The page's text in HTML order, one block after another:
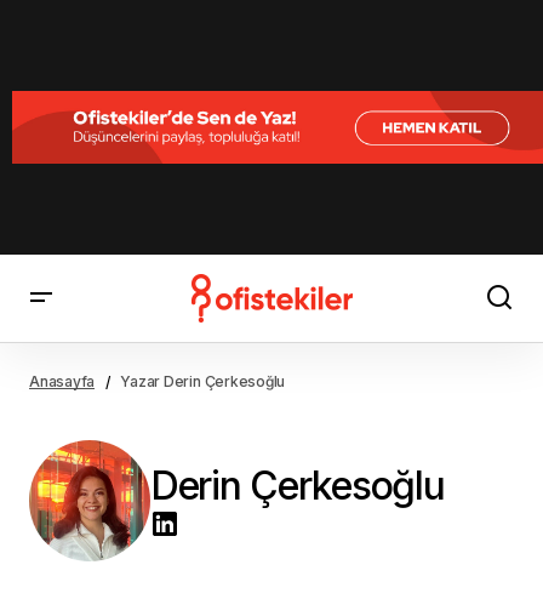
Anasayfa Yazar Derin Çerkesoğlu
Derin Çerkesoğlu